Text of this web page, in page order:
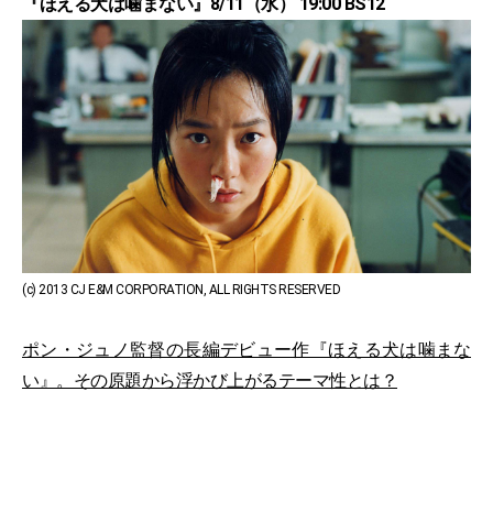
(c) 2013 CJ E&M CORPORATION, ALL RIGHTS RESERVED
ポン・ジュノ監督の長編デビュー作『ほえる犬は噛まな
い』。その原題から浮かび上がるテーマ性とは？